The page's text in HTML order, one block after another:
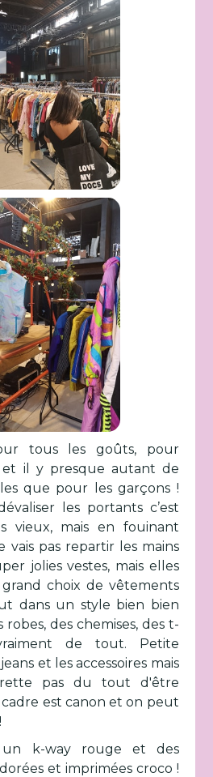
tous les goûts, pour
et il y presque autant de
que pour les garçons !
les portants c’est
vieux, mais en fouinant
vais pas repartir les mains
jolies vestes, mais elles
choix de vêtements
dans un style bien bien
robes, des chemises, des t-
de tout. Petite
et les accessoires mais
pas du tout d'être
est canon et on peut
un k-way rouge et des
et imprimées croco !